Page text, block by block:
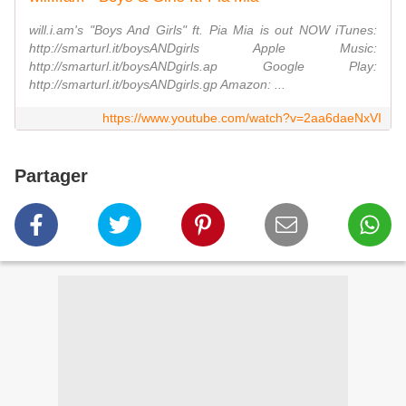
will.i.am's "Boys And Girls" ft. Pia Mia is out NOW iTunes:
http://smarturl.it/boysANDgirls Apple Music:
http://smarturl.it/boysANDgirls.ap Google Play:
http://smarturl.it/boysANDgirls.gp Amazon: ...
https://www.youtube.com/watch?v=2aa6daeNxVI
Partager